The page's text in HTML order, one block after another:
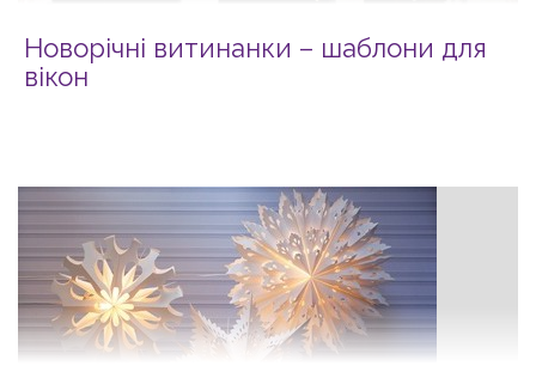
Новорічні витинанки – шаблони для
вікон